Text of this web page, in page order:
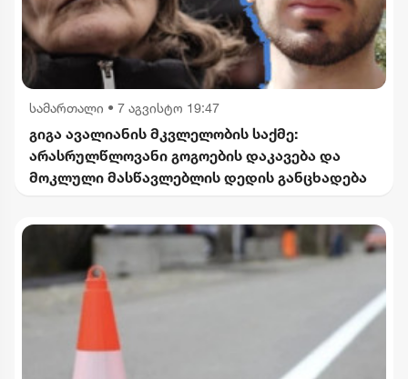
სამართალი • 7 აგვისტო 19:47
გიგა ავალიანის მკვლელობის საქმე:
არასრულწლოვანი გოგოების დაკავება და
მოკლული მასწავლებლის დედის განცხადება